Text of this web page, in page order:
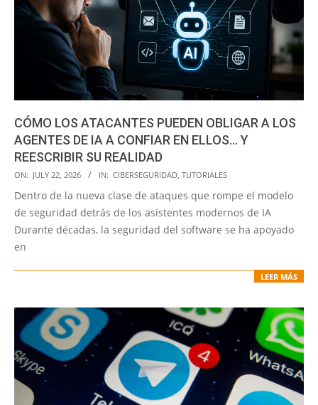
CÓMO LOS ATACANTES PUEDEN OBLIGAR A LOS
AGENTES DE IA A CONFIAR EN ELLOS… Y
REESCRIBIR SU REALIDAD
2026-
07-
22
ON: JULY 22, 2026 IN: CIBERSEGURIDAD, TUTORIALES
Dentro de la nueva clase de ataques que rompe el modelo
de seguridad detrás de los asistentes modernos de IA
Durante décadas, la seguridad del software se ha apoyado
en
LEER MÁS